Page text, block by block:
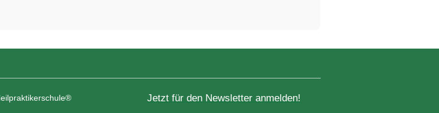
Jetzt für den Newsletter anmelden!